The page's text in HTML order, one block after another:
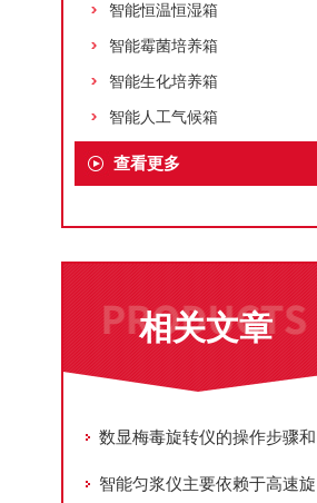
智能恒温恒湿箱
智能霉菌培养箱
智能生化培养箱
智能人工气候箱
查看更多
相关文章